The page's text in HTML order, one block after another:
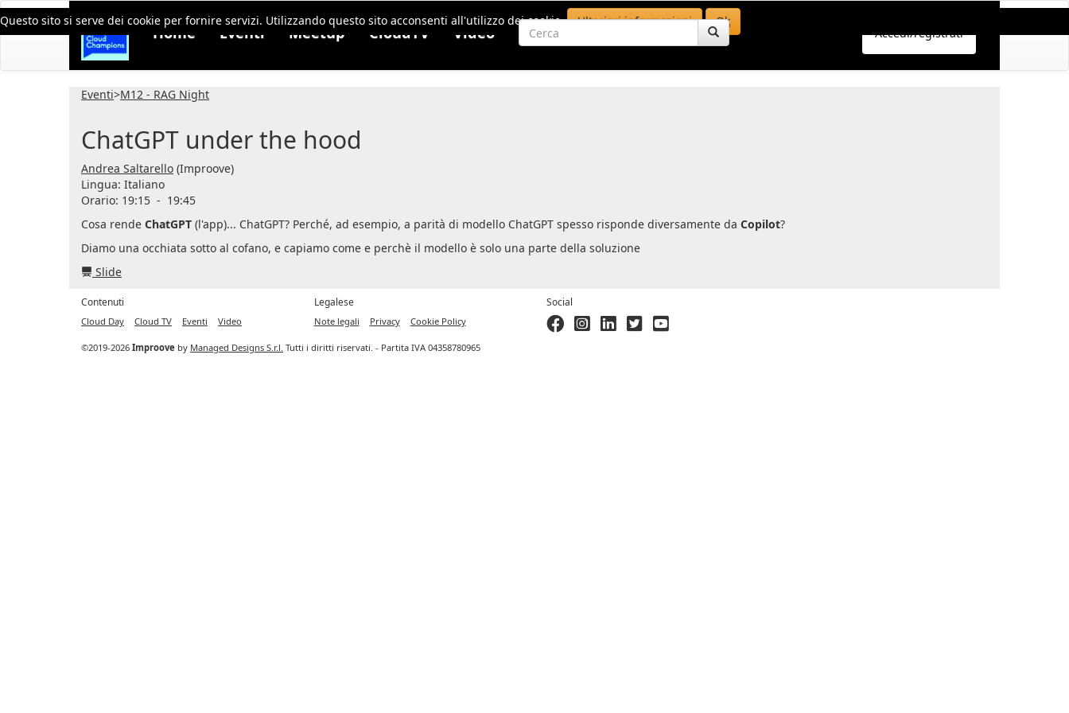
Questo sito si serve dei cookie per fornire servizi. Utilizzando questo sito acconsenti all'utilizzo dei cookie. Ulteriori informazioni Ok
Home Eventi Meetup CloudTV Video Accedi/registrati
Eventi>M12 - RAG Night
ChatGPT under the hood
Andrea Saltarello (Improove)
Lingua: Italiano
Orario: 19:15 - 19:45
Cosa rende ChatGPT (l'app)... ChatGPT? Perché, ad esempio, a parità di modello ChatGPT spesso risponde diversamente da Copilot?
Diamo una occhiata sotto al cofano, e capiamo come e perchè il modello è solo una parte della soluzione
Slide
Contenuti
Cloud Day Cloud TV Eventi Video
Legalese
Note legali Privacy Cookie Policy
Social
©2019-2026 Improove by Managed Designs S.r.l. Tutti i diritti riservati. - Partita IVA 04358780965